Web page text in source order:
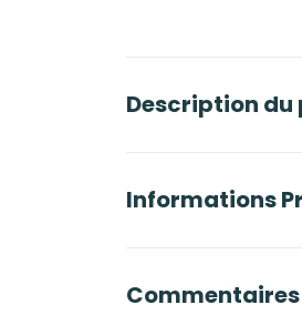
Description
Informations